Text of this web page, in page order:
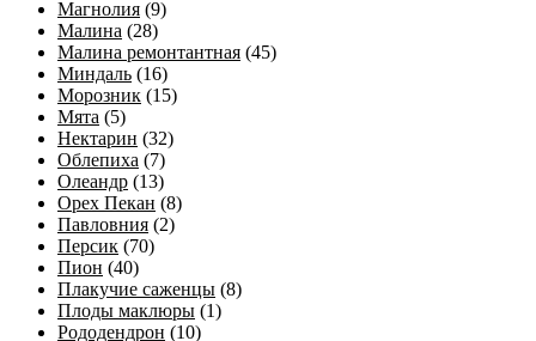
Магнолия (9)
Малина (28)
Малина ремонтантная (45)
Миндаль (16)
Морозник (15)
Мята (5)
Нектарин (32)
Облепиха (7)
Олеандр (13)
Орех Пекан (8)
Павловния (2)
Персик (70)
Пион (40)
Плакучие саженцы (8)
Плоды маклюры (1)
Рододендрон (10)